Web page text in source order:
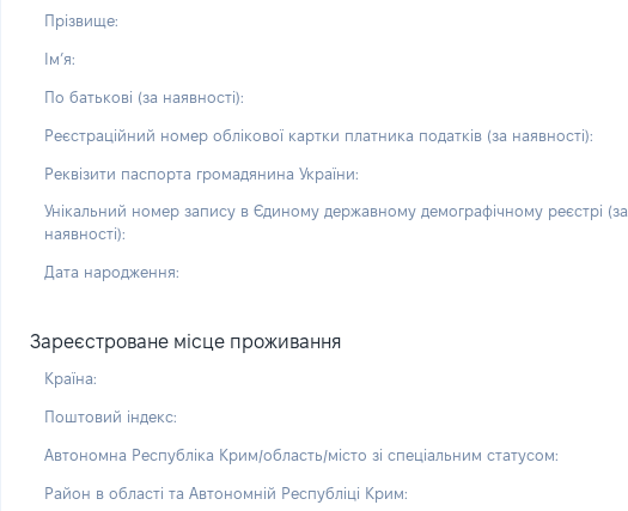
Прізвище:
Імʼя:
По батькові (за наявності):
Реєстраційний номер облікової картки платника податків (за наявності):
Реквізити паспорта громадянина України:
Унікальний номер запису в Єдиному державному демографічному реєстрі (за
наявності):
Дата народження:
Зареєстроване місце проживання
Країна:
Поштовий індекс:
Автономна Республіка Крим/область/місто зі спеціальним статусом:
Район в області та Автономній Республіці Крим: